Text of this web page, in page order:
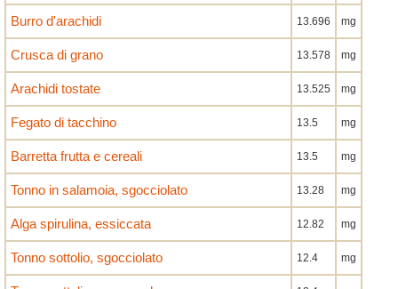
Burro d'arachidi 13.696 mg
Crusca di grano 13.578 mg
Arachidi tostate 13.525 mg
Fegato di tacchino 13.5 mg
Barretta frutta e cereali 13.5 mg
Tonno in salamoia, sgocciolato 13.28 mg
Alga spirulina, essiccata 12.82 mg
Tonno sottolio, sgocciolato 12.4 mg